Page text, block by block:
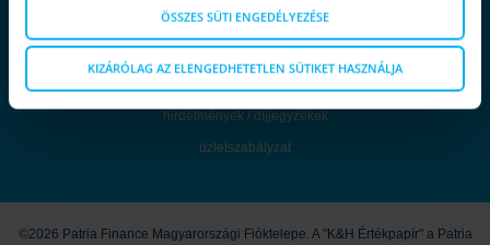
ÖSSZES SÜTI ENGEDÉLYEZÉSE
KIZÁRÓLAG AZ ELENGEDHETETLEN SÜTIKET HASZNÁLJA
feltételek és kondíciók
hirdetmények / díjjegyzékek
üzletszabályzat
©2026 Patria Finance Magyarországi Fióktelepe. A "K&H Értékpapír" a Patria